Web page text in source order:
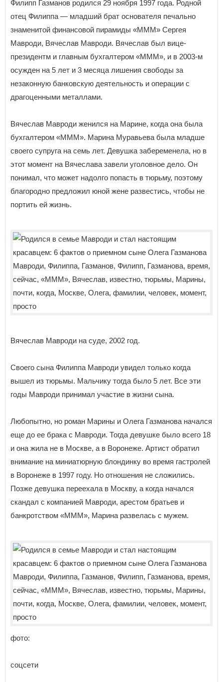
Филипп Газманов родился 29 ноября 1997 года. Родной
отец Филиппа — младший брат основателя печально
знаменитой финансовой пирамиды «МММ» Сергея
Мавроди, Вячеслав Мавроди. Вячеслав был вице-
президентм и главным бухгалтером «МММ», и в 2003-м
осужден на 5 лет и 3 месяца лишения свободы за
незаконную банковскую деятельность и операции с
драгоценными металлами.
Вячеслав Мавроди женился на Марине, когда она была
бухгалтером «MMM». Марина Муравьева была младше
своего супруга на семь лет. Девушка забеременела, но в
этот момент на Вячеслава завели уголовное дело. Он
понимал, что может надолго попасть в тюрьму, поэтому
благородно предложил юной жене развестись, чтобы не
портить ей жизнь.
Вячеслав Мавроди на суде, 2002 год.
Своего сына Филиппа Мавроди увидел только когда
вышел из тюрьмы. Мальчику тогда было 5 лет. Все эти
годы Мавроди принимал участие в жизни сына.
Любопытно, но роман Марины и Олега Газманова начался
еще до ее брака с Мавроди. Тогда девушке было всего 18
и она жила не в Москве, а в Воронеже. Артист обратил
внимание на миниатюрную блондинку во время гастролей
в Воронеже в 1997 году. Но отношения не сложились.
Позже девушка переехала в Москву, а когда начался
скандал с компанией Мавроди, арестом братьев и
банкротством «МММ», Марина развелась с мужем.
фото:
соцсети